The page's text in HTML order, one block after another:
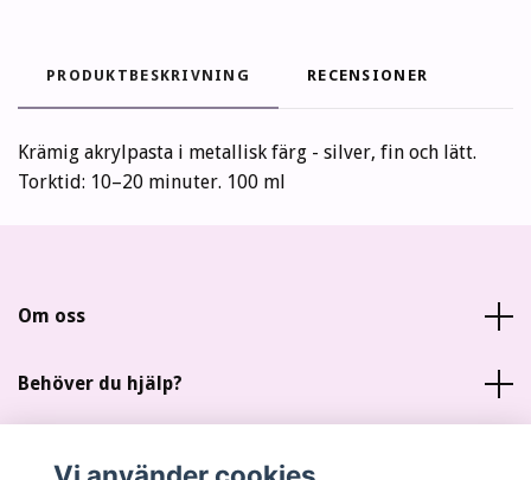
PRODUKTBESKRIVNING RECENSIONER
Krämig akrylpasta i metallisk färg - silver, fin och lätt.
Torktid: 10–20 minuter. 100 ml
Om oss
Behöver du hjälp?